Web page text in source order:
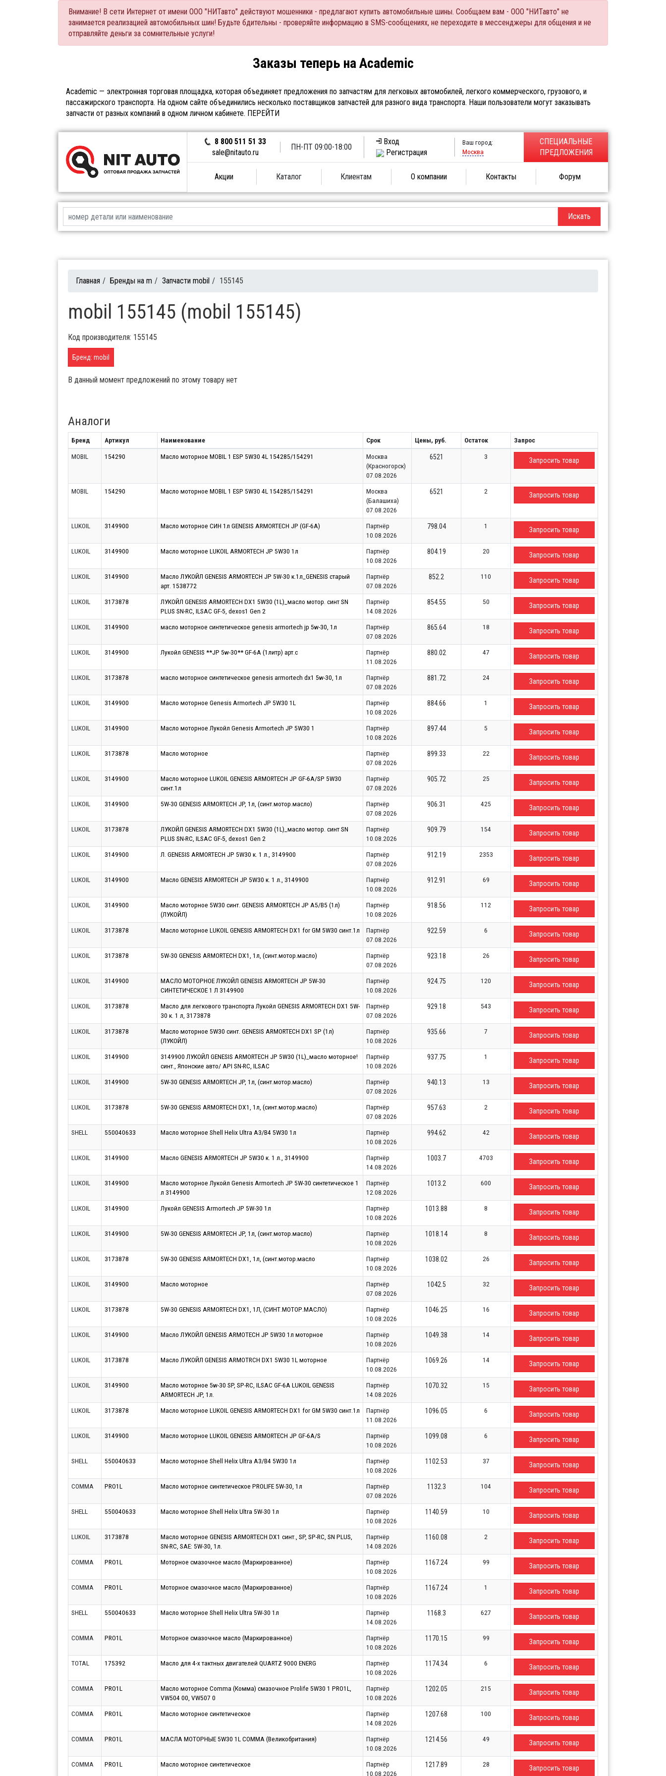
Внимание! В сети Интернет от имени ООО "НИТавто" действуют мошенники - предлагают купить автомобильные шины. Сообщаем вам - ООО "НИТавто" не
занимается реализацией автомобильных шин! Будьте бдительны - проверяйте информацию в SMS-сообщениях, не переходите в мессенджеры для общения и не
отправляйте деньги за сомнительные услуги!
Заказы теперь на Academic
Academic — электронная торговая площадка, которая объединяет предложения по запчастям для легковых автомобилей, легкого коммерческого, грузового, и
пассажирского транспорта. На одном сайте объединились несколько поставщиков запчастей для разного вида транспорта. Наши пользователи могут заказывать
запчасти от разных компаний в одном личном кабинете. ПЕРЕЙТИ
8 800 511 51 33
sale@nitauto.ru
ПН-ПТ 09:00-18:00
Вход
Регистрация
Ваш город:
Москва
СПЕЦИАЛЬНЫЕ
ПРЕДЛОЖЕНИЯ
Акции Каталог Клиентам О компании Контакты Форум
Искать
Главная / Бренды на m / Запчасти mobil / 155145
mobil 155145 (mobil 155145)
Код производителя: 155145
Бренд: mobil
В данный момент предложений по этому товару нет
Аналоги
Бренд Артикул Наименование Срок Цены, руб. Остаток Запрос
MOBIL 154290 Масло моторное MOBIL 1 ESP 5W30 4L 154285/154291
Москва
(Красногорск)
07.08.2026
6521 3 Запросить товар
MOBIL 154290 Масло моторное MOBIL 1 ESP 5W30 4L 154285/154291
Москва
(Балашиха)
07.08.2026
6521 2 Запросить товар
LUKOIL 3149900 Масло моторное СИН 1л GENESIS ARMORTECH JP (GF-6A)
Партнёр
10.08.2026
798.04 1 Запросить товар
LUKOIL 3149900 Масло моторное LUKOIL ARMORTECH JP 5W30 1л
Партнёр
10.08.2026
804.19 20 Запросить товар
LUKOIL 3149900
Масло ЛУКОЙЛ GENESIS ARMORTECH JP 5W-30 к.1л_GENESIS старый
арт. 1538772
Партнёр
07.08.2026
852.2 110 Запросить товар
LUKOIL 3173878
ЛУКОЙЛ GENESIS ARMORTECH DX1 5W30 (1L)_масло мотор. синт SN
PLUS SN-RC, ILSAC GF-5, dexos1 Gen 2
Партнёр
14.08.2026
854.55 50 Запросить товар
LUKOIL 3149900 масло моторное синтетическое genesis armortech jp 5w-30, 1л
Партнёр
07.08.2026
865.64 18 Запросить товар
LUKOIL 3149900 Лукойл GENESIS **JP 5w-30** GF-6A (1литр) арт.c
Партнёр
11.08.2026
880.02 47 Запросить товар
LUKOIL 3173878 масло моторное синтетическое genesis armortech dx1 5w-30, 1л
Партнёр
07.08.2026
881.72 24 Запросить товар
LUKOIL 3149900 Масло моторное Genesis Armortech JP 5W30 1L
Партнёр
10.08.2026
884.66 1 Запросить товар
LUKOIL 3149900 Масло моторное Лукойл Genesis Armortech JP 5W30 1
Партнёр
10.08.2026
897.44 5 Запросить товар
LUKOIL 3173878 Масло моторное
Партнёр
07.08.2026
899.33 22 Запросить товар
LUKOIL 3149900
Масло моторное LUKOIL GENESIS ARMORTECH JP GF-6A/SP 5W30
синт.1л
Партнёр
07.08.2026
905.72 25 Запросить товар
LUKOIL 3149900 5W-30 GENESIS ARMORTECH JP, 1л, (синт.мотор.масло)
Партнёр
07.08.2026
906.31 425 Запросить товар
LUKOIL 3173878
ЛУКОЙЛ GENESIS ARMORTECH DX1 5W30 (1L)_масло мотор. синт SN
PLUS SN-RC, ILSAC GF-5, dexos1 Gen 2
Партнёр
10.08.2026
909.79 154 Запросить товар
LUKOIL 3149900 Л. GENESIS ARMORTECH JP 5W30 к. 1 л., 3149900
Партнёр
07.08.2026
912.19 2353 Запросить товар
LUKOIL 3149900 Масло GENESIS ARMORTECH JP 5W30 к. 1 л., 3149900
Партнёр
10.08.2026
912.91 69 Запросить товар
LUKOIL 3149900
Масло моторное 5W30 синт. GENESIS ARMORTECH JP A5/B5 (1л)
(ЛУКОЙЛ)
Партнёр
10.08.2026
918.56 112 Запросить товар
LUKOIL 3173878 Масло моторное LUKOIL GENESIS ARMORTECH DX1 for GM 5W30 синт.1л
Партнёр
07.08.2026
922.59 6 Запросить товар
LUKOIL 3173878 5W-30 GENESIS ARMORTECH DX1, 1л, (синт.мотор.масло)
Партнёр
07.08.2026
923.18 26 Запросить товар
LUKOIL 3149900
МАСЛО МОТОРНОЕ ЛУКОЙЛ GENESIS ARMORTECH JP 5W-30
СИНТЕТИЧЕСКОЕ 1 Л 3149900
Партнёр
10.08.2026
924.75 120 Запросить товар
LUKOIL 3173878
Масло для легкового транспорта Лукойл GENESIS ARMORTECH DX1 5W-
30 к. 1 л, 3173878
Партнёр
07.08.2026
929.18 543 Запросить товар
LUKOIL 3173878
Масло моторное 5W30 синт. GENESIS ARMORTECH DX1 SP (1л)
(ЛУКОЙЛ)
Партнёр
10.08.2026
935.66 7 Запросить товар
LUKOIL 3149900
3149900 ЛУКОЙЛ GENESIS ARMORTECH JP 5W30 (1L)_масло моторное!
синт., Японские авто/ API SN-RC, ILSAC
Партнёр
10.08.2026
937.75 1 Запросить товар
LUKOIL 3149900 5W-30 GENESIS ARMORTECH JP, 1л, (синт.мотор.масло)
Партнёр
07.08.2026
940.13 13 Запросить товар
LUKOIL 3173878 5W-30 GENESIS ARMORTECH DX1, 1л, (синт.мотор.масло)
Партнёр
07.08.2026
957.63 2 Запросить товар
SHELL 550040633 Масло моторное Shell Helix Ultra A3/B4 5W30 1л
Партнёр
10.08.2026
994.62 42 Запросить товар
LUKOIL 3149900 Масло GENESIS ARMORTECH JP 5W30 к. 1 л., 3149900
Партнёр
14.08.2026
1003.7 4703 Запросить товар
LUKOIL 3149900
Масло моторное Лукойл Genesis Armortech JP 5W-30 синтетическое 1
л 3149900
Партнёр
12.08.2026
1013.2 600 Запросить товар
LUKOIL 3149900 Лукойл GENESIS Armortech JP 5W-30 1л
Партнёр
10.08.2026
1013.88 8 Запросить товар
LUKOIL 3149900 5W-30 GENESIS ARMORTECH JP, 1л, (синт.мотор.масло)
Партнёр
10.08.2026
1018.14 8 Запросить товар
LUKOIL 3173878 5W-30 GENESIS ARMORTECH DX1, 1л, (синт.мотор.масло
Партнёр
10.08.2026
1038.02 26 Запросить товар
LUKOIL 3149900 Масло моторное
Партнёр
07.08.2026
1042.5 32 Запросить товар
LUKOIL 3173878 5W-30 GENESIS ARMORTECH DX1, 1Л, (СИНТ.МОТОР.МАСЛО)
Партнёр
10.08.2026
1046.25 16 Запросить товар
LUKOIL 3149900 Масло ЛУКОЙЛ GENESIS ARMOTECH JP 5W30 1л моторное
Партнёр
10.08.2026
1049.38 14 Запросить товар
LUKOIL 3173878 Масло ЛУКОЙЛ GENESIS ARMOTRCH DX1 5W30 1L моторное
Партнёр
10.08.2026
1069.26 14 Запросить товар
LUKOIL 3149900
Масло моторное 5w-30 SP, SP-RC, ILSAC GF-6A LUKOIL GENESIS
ARMORTECH JP, 1л.
Партнёр
14.08.2026
1070.32 15 Запросить товар
LUKOIL 3173878 Масло моторное LUKOIL GENESIS ARMORTECH DX1 for GM 5W30 синт.1л
Партнёр
11.08.2026
1096.05 6 Запросить товар
LUKOIL 3149900 Масло моторное LUKOIL GENESIS ARMORTECH JP GF-6A/S
Партнёр
10.08.2026
1099.08 6 Запросить товар
SHELL 550040633 Масло моторное Shell Helix Ultra A3/B4 5W30 1л
Партнёр
10.08.2026
1102.53 37 Запросить товар
COMMA PRO1L Масло моторное синтетическое PROLIFE 5W-30, 1л
Партнёр
07.08.2026
1132.3 104 Запросить товар
SHELL 550040633 Масло моторное Shell Helix Ultra 5W-30 1л
Партнёр
10.08.2026
1140.59 10 Запросить товар
LUKOIL 3173878
Масло моторное GENESIS ARMORTECH DX1 синт., SP, SP-RC, SN PLUS,
SN-RC, SAE: 5W-30, 1л.
Партнёр
14.08.2026
1160.08 2 Запросить товар
COMMA PRO1L Моторное смазочное масло (Маркированное)
Партнёр
10.08.2026
1167.24 99 Запросить товар
COMMA PRO1L Моторное смазочное масло (Маркированное)
Партнёр
10.08.2026
1167.24 1 Запросить товар
SHELL 550040633 Масло моторное Shell Helix Ultra 5W-30 1л
Партнёр
14.08.2026
1168.3 627 Запросить товар
COMMA PRO1L Моторное смазочное масло (Маркированное)
Партнёр
10.08.2026
1170.15 99 Запросить товар
TOTAL 175392 Масло для 4-х тактных двигателей QUARTZ 9000 ENERG
Партнёр
10.08.2026
1174.34 6 Запросить товар
COMMA PRO1L
Масло моторное Comma (Комма) смазочное Prolife 5W30 1 PRO1L,
VW504 00, VW507 0
Партнёр
10.08.2026
1202.05 215 Запросить товар
COMMA PRO1L Масло моторное синтетическое
Партнёр
14.08.2026
1207.68 100 Запросить товар
COMMA PRO1L МАСЛА МОТОРНЫЕ 5W30 1L COMMA (Великобритания)
Партнёр
10.08.2026
1214.56 49 Запросить товар
COMMA PRO1L Масло моторное синтетическое
Партнёр
10.08.2026
1217.89 28 Запросить товар